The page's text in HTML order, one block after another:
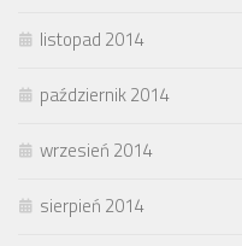
listopad 2014
październik 2014
wrzesień 2014
sierpień 2014